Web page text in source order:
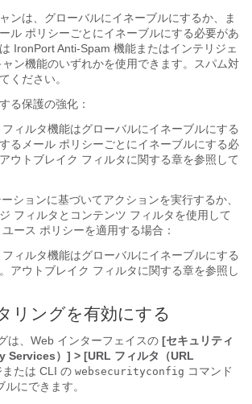
ンは、グローバルにイネーブルにするか、ま
ル ポリシーごとにイネーブルにする必要があ
IronPort Anti-Spam 機能またはインテリジェ
ン機能のいずれかを使用できます。スパム対
ください。
る保護の強化：
ィルタ機能はグローバルにイネーブルにする
るメール ポリシーごとにイネーブルにする必
ウトブレイク フィルタに関する章を参照して
ションに基づいてアクションを実行するか、
フィルタとコンテンツ フィルタを使用して
ース ポリシーを適用する場合：
ィルタ機能はグローバルにイネーブルにする
アウトブレイク フィルタに関する章を参照し
リングを有効にする
は、Web インターフェイスの [セキュリティ
Services）] > [URL フィルタ（URL
たは CLI の websecurityconfig コマンド
にできます。